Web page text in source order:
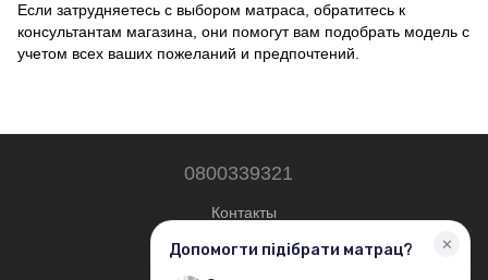
Если затрудняетесь с выбором матраса, обратитесь к
консультантам магазина, они помогут вам подобрать модель с
учетом всех ваших пожеланий и предпочтений.
0800339321
Контакты
Полная версия сайта